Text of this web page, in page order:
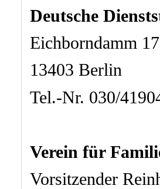
Deutsche
Eichborndamm
13403 Berlin
Tel.-Nr. 030/
Verein für
Vorsitzender